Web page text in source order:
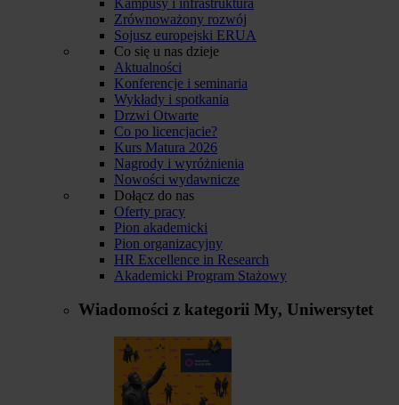
Zrównoważony rozwój
Sojusz europejski ERUA
Co się u nas dzieje
Aktualności
Konferencje i seminaria
Wykłady i spotkania
Drzwi Otwarte
Co po licencjacie?
Kurs Matura 2026
Nagrody i wyróżnienia
Nowości wydawnicze
Dołącz do nas
Oferty pracy
Pion akademicki
Pion organizacyjny
HR Excellence in Research
Akademicki Program Stażowy
Wiadomości z kategorii My, Uniwersytet